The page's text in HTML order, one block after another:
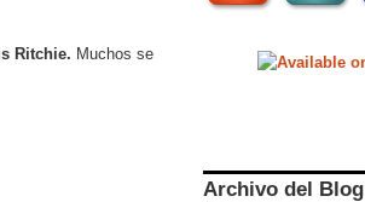
Ritchie. Muchos se
Archivo del Blog